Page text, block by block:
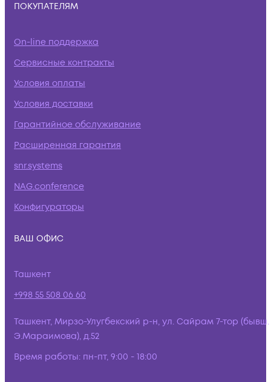
ПОКУПАТЕЛЯМ
On-line поддержка
Сервисные контракты
Условия оплаты
Условия доставки
Гарантийное обслуживание
Расширенная гарантия
snr.systems
NAG.conference
Конфигураторы
ВАШ ОФИС
Ташкент
+998 55 508 06 60
Ташкент, Мирзо-Улугбекский р-н, ул. Сайрам 7-тор (бывш.
Э.Мараимова), д.52
Время работы: пн-пт, 9:00 - 18:00